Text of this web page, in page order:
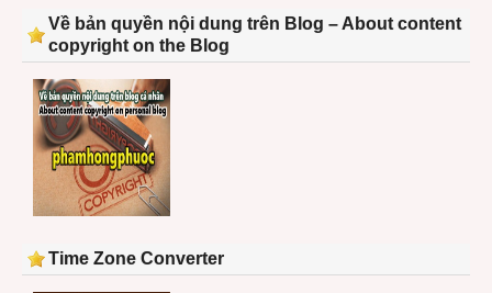
Về bản quyền nội dung trên Blog – About content
copyright on the Blog
Time Zone Converter